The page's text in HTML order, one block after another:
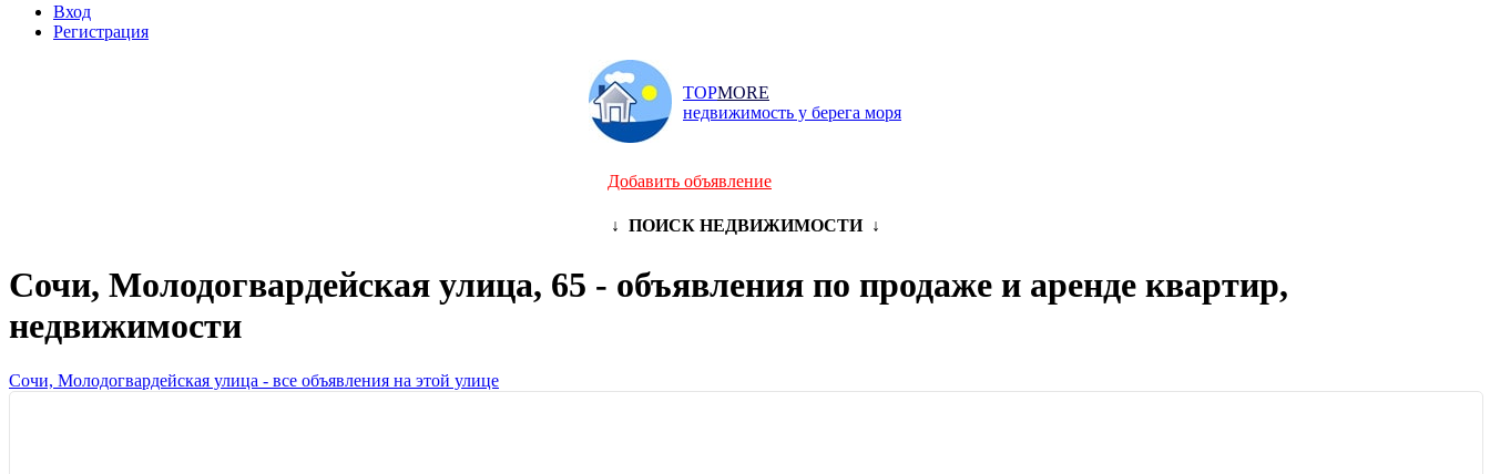
Вход
Регистрация
TOPMORE
недвижимость у берега моря
Добавить объявление
↓ ПОИСК НЕДВИЖИМОСТИ ↓
Сочи, Молодогвардейская улица, 65 - объявления по продаже и аренде квартир,
недвижимости
Сочи, Молодогвардейская улица - все объявления на этой улице